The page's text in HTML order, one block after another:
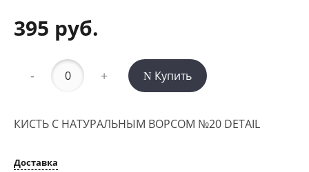
395 руб.
- + Купить
КИСТЬ С НАТУРАЛЬНЫМ ВОРСОМ №20 DETAIL
Доставка